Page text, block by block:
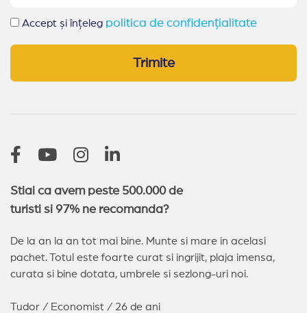
Accept și înțeleg politica de confidențialitate
Trimite
Stiai ca avem peste 500.000 de
turisti si 97% ne recomanda?
De la an la an tot mai bine. Munte si mare in acelasi
pachet. Totul este foarte curat si ingrijit, plaja imensa,
curata si bine dotata, umbrele si sezlong-uri noi.
Tudor / Economist / 26 de ani